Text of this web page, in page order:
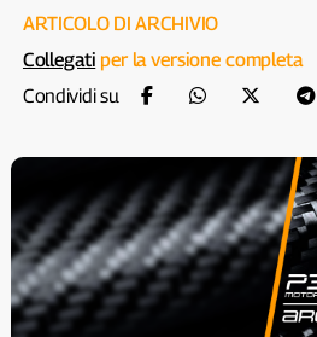
ARTICOLO DI ARCHIVIO
Collegati per la versione completa
Condividi su